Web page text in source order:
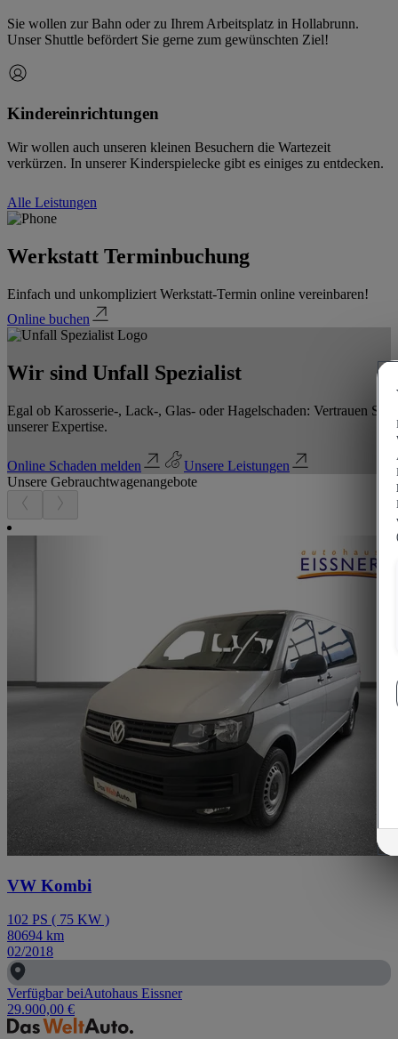
Sie wollen zur Bahn oder zu Ihrem Arbeitsplatz in Hollabrunn.
Unser Shuttle befördert Sie gerne zum gewünschten Ziel!
Kindereinrichtungen
Wir wollen auch unseren kleinen Besuchern die Wartezeit
verkürzen. In unserer Kinderspielecke gibt es einiges zu entdecken.
Alle Leistungen
Werkstatt Terminbuchung
Einfach und unkompliziert Werkstatt-Termin online vereinbaren!
Online buchen
Wir sind Unfall Spezialist
Egal ob Karosserie-, Lack-, Glas- oder Hagelschaden: Vertrauen Sie
unserer Expertise.
Online Schaden melden
Unsere Leistungen
Unsere Gebrauchtwagenangebote
VW Kombi
102 PS ( 75 KW )
80694 km
02/2018
Verfügbar beiAutohaus Eissner
29.900,00 €